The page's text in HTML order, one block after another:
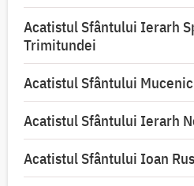
Acatistul Sfântului Ierarh
Trimitundei
Acatistul Sfântului
Acatistul Sfântului Ierarh
Acatistul Sfântului Ioan